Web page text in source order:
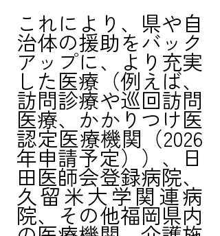
これにより、県や自
治体の援助をバック
アップに、より充実
した医療（例えば、
訪問診療や巡回訪問
医療、かかりつけ医
認定医療機関（2026
年申請予定））、日
田医師会登録病院、
久留米大学関連病
院、その他福岡県内